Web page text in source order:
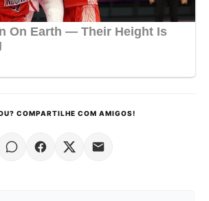
COMPARTILHE COM AMIGOS!